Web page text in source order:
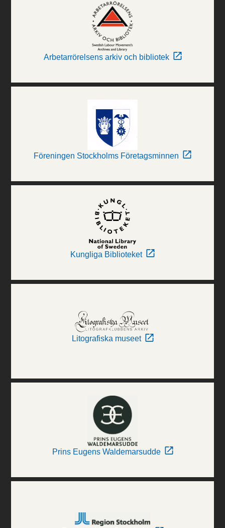
Arbetarrörelsens arkiv och bibliotek
Föreningen Stockholms Företagsminnen
Kungliga Biblioteket
Litografiska museet
Prins Eugens Waldemarsudde